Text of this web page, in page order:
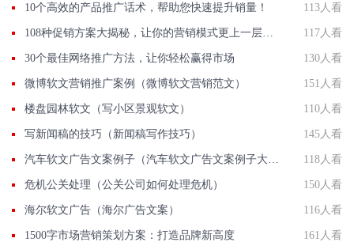
10个高效的产品推广话术，帮助您快速提升销量！ 113人看
117人看
30个最佳网络推广方法，让你轻松赢得市场 130人看
微博软文营销推广案例（微博软文营销范文） 151人看
楼盘园林软文（写小区景观软文） 110人看
写新闻稿的技巧（新闻稿写作技巧） 145人看
118人看
危机公关处理（公关公司如何处理危机） 150人看
海尔软文广告（海尔广告文案） 116人看
1500字市场营销策划方案：打造品牌新高度 161人看